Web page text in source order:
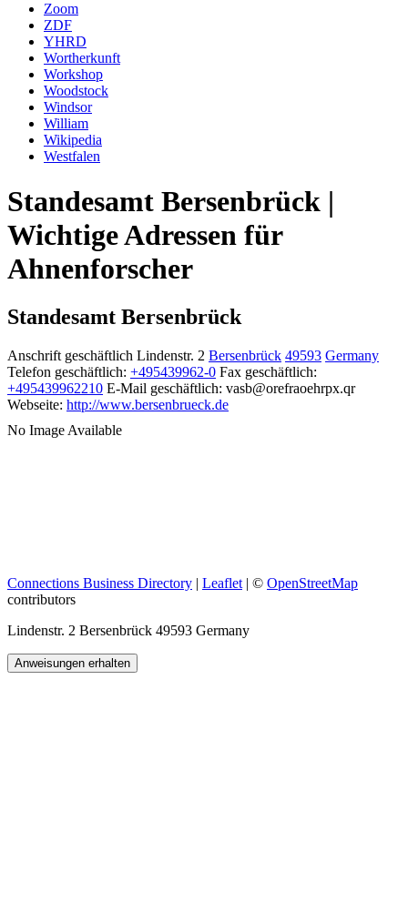
Zoom
ZDF
YHRD
Wortherkunft
Workshop
Woodstock
Windsor
William
Wikipedia
Westfalen
Standesamt Bersenbrück |
Wichtige Adressen für
Ahnenforscher
Standesamt Bersenbrück
Anschrift geschäftlich Lindenstr. 2 Bersenbrück 49593 Germany
Telefon geschäftlich: +495439962-0 Fax geschäftlich:
+495439962210 E-Mail geschäftlich: vasb@orefraoehrpx.qr
Webseite: http://www.bersenbrueck.de
No Image Available
Connections Business Directory | Leaflet | © OpenStreetMap
contributors
Lindenstr. 2 Bersenbrück 49593 Germany
Anweisungen erhalten